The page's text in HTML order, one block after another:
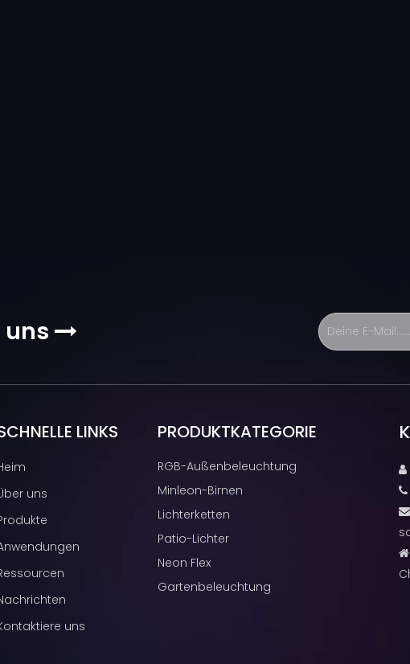
uns 
LINKS
uns
uns
PRODUKTKATEGORIE
RGB-Außenbeleuchtung
Minleon-Birnen
Lichterketten
Patio-Lichter
Neon Flex
Gartenbeleuchtung



